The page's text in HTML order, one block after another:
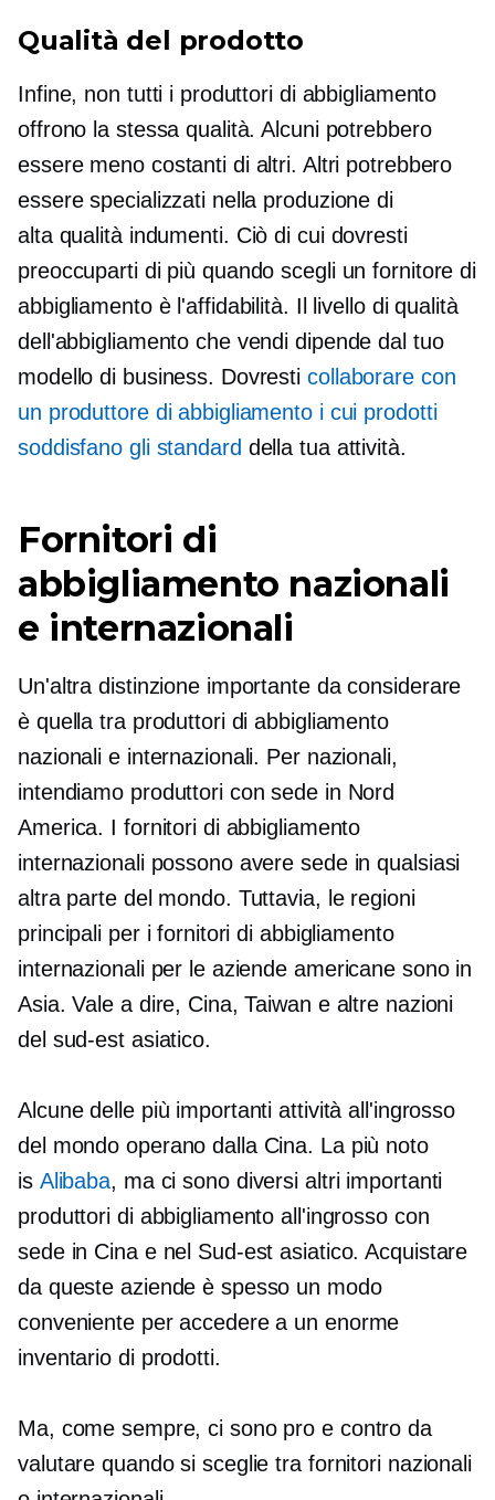
Qualità del prodotto
Infine, non tutti i produttori di abbigliamento
offrono la stessa qualità. Alcuni potrebbero
essere meno costanti di altri. Altri potrebbero
essere specializzati nella produzione di
alta qualitàindumenti. Ciò di cui dovresti
preoccuparti di più quando scegli un fornitore di
abbigliamento è l'affidabilità. Il livello di qualità
dell'abbigliamento che vendi dipende dal tuo
modello di business. Dovresti collaborare con
un produttore di abbigliamento i cui prodotti
soddisfano gli standard della tua attività.
Fornitori di
abbigliamento nazionali
e internazionali
Un'altra distinzione importante da considerare
è quella tra produttori di abbigliamento
nazionali e internazionali. Per nazionali,
intendiamo produttori con sede in Nord
America. I fornitori di abbigliamento
internazionali possono avere sede in qualsiasi
altra parte del mondo. Tuttavia, le regioni
principali per i fornitori di abbigliamento
internazionali per le aziende americane sono in
Asia. Vale a dire, Cina, Taiwan e altre nazioni
del sud-est asiatico.
Alcune delle più importanti attività all'ingrosso
del mondo operano dalla Cina. La più noto
is Alibaba, ma ci sono diversi altri importanti
produttori di abbigliamento all'ingrosso con
sede in Cina e nel Sud-est asiatico. Acquistare
da queste aziende è spesso un modo
conveniente per accedere a un enorme
inventario di prodotti.
Ma, come sempre, ci sono pro e contro da
valutare quando si sceglie tra fornitori nazionali